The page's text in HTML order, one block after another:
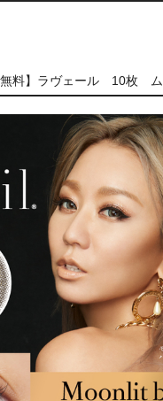
無料】ラヴェール 10枚 ム